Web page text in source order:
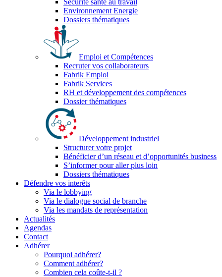
Sécurité santé au travail
Environnement Energie
Dossiers thématiques
Emploi et Compétences
Recruter vos collaborateurs
Fabrik Emploi
Fabrik Services
RH et développement des compétences
Dossier thématiques
Développement industriel
Structurer votre projet
Bénéficier d’un réseau et d’opportunités business
S’informer pour aller plus loin
Dossiers thématiques
Défendre vos interêts
Via le lobbying
Via le dialogue social de branche
Via les mandats de représentation
Actualités
Agendas
Contact
Adhérer
Pourquoi adhérer?
Comment adhérer?
Combien cela coûte-t-il ?